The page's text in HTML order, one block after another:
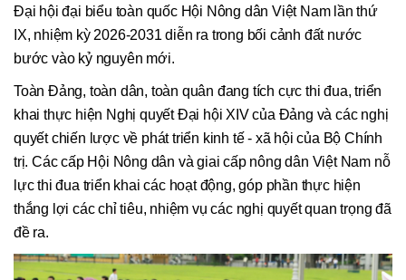
Đại hội đại biểu toàn quốc Hội Nông dân Việt Nam lần thứ
IX, nhiệm kỳ 2026-2031 diễn ra trong bối cảnh đất nước
bước vào kỷ nguyên mới.
Toàn Đảng, toàn dân, toàn quân đang tích cực thi đua, triển
khai thực hiện Nghị quyết Đại hội XIV của Đảng và các nghị
quyết chiến lược về phát triển kinh tế - xã hội của Bộ Chính
trị. Các cấp Hội Nông dân và giai cấp nông dân Việt Nam nỗ
lực thi đua triển khai các hoạt động, góp phần thực hiện
thắng lợi các chỉ tiêu, nhiệm vụ các nghị quyết quan trọng đã
đề ra.